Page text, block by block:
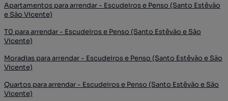
Apartamentos para arrendar - Escudeiros e Penso (Santo Estêvão
e São Vicente)
T0 para arrendar - Escudeiros e Penso (Santo Estêvão e São
Vicente)
Moradias para arrendar - Escudeiros e Penso (Santo Estêvão e São
Vicente)
Quartos para arrendar - Escudeiros e Penso (Santo Estêvão e São
Vicente)